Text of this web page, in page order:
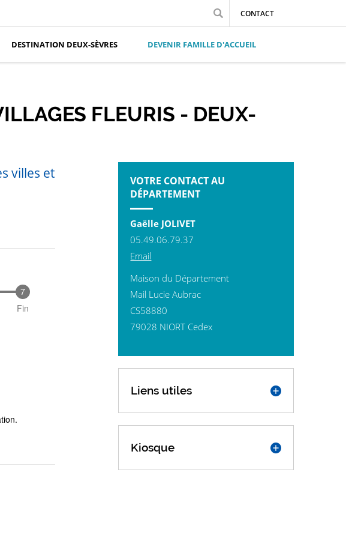
CONTACT
DESTINATION DEUX-SÈVRES DEVENIR FAMILLE D'ACCUEIL
FLEURIS - DEUX-
villes et
Fin
VOTRE CONTACT AU
DÉPARTEMENT
Gaëlle JOLIVET
05.49.06.79.37
Email
Maison du Département
Mail Lucie Aubrac
CS58880
79028 NIORT Cedex
Liens utiles
Kiosque